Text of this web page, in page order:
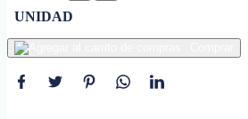
UNIDAD